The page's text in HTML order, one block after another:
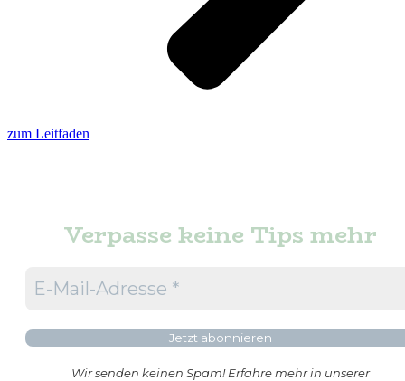
zum Leitfaden
Verpasse keine Tips mehr
Wir senden keinen Spam! Erfahre mehr in unserer